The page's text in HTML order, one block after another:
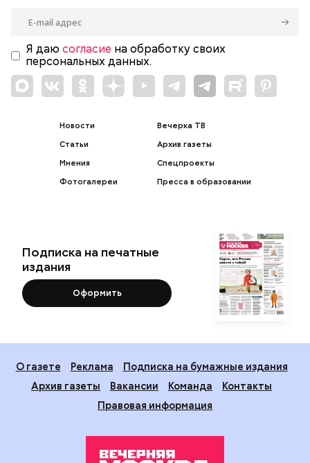
Я даю согласие на обработку своих
персональных данных.
Новости
Статьи
Мнения
Фотогалереи
Вечерка ТВ
Архив газеты
Спецпроекты
Пресса в образовании
Подписка на печатные
издания
Оформить
О газете Реклама
Подписка на бумажные издания
Архив газеты
Вакансии Команда
Контакты
Правовая информация